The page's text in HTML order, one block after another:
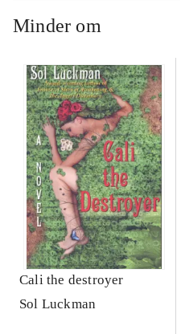
Minder om
Cali the destroyer
Sol Luckman